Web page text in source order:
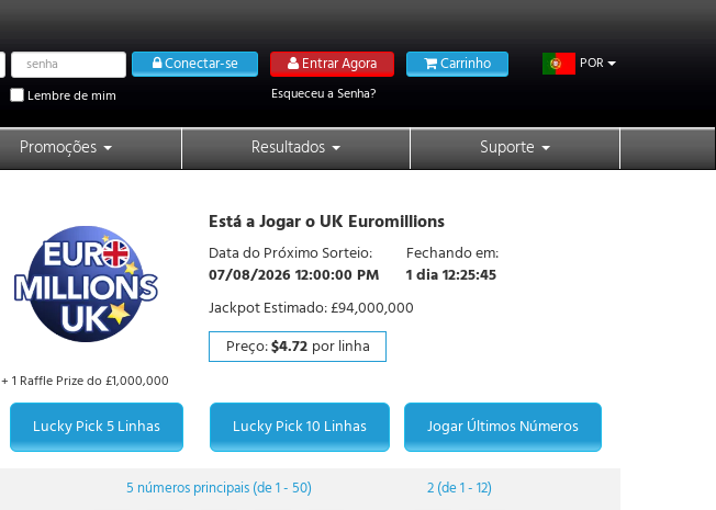
Password Conectar-se
Lembre de mim
Entrar Agora
Esqueceu a Senha?
Carrinho POR
Promoções Resultados Suporte
+ 1 Raffle Prize do £1,000,000
Está a Jogar o UK Euromillions
Data do Próximo Sorteio:
07/08/2026 12:00:00 PM
Fechando em:
1 dia 12:25:44
Jackpot Estimado:£94,000,000
Preço:$4.72 por linha
Lucky Pick 5 Linhas Lucky Pick 10 Linhas Jogar Últimos Números
5 númerosprincipais(de 1 - 50) 2 (de 1 - 12)